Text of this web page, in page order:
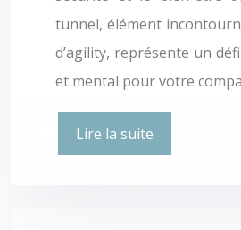
tunnel, élément
d’agility, représente un
et mental pour votre
Lire la suite